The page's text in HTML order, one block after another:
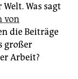
Was sagt
von
die Beiträge
großer
Arbeit?